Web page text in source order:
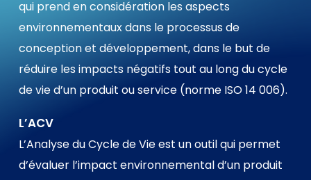
qui prend en considération les aspects
environnementaux dans le processus de
conception et développement, dans le but de
réduire les impacts négatifs tout au long du cycle
de vie d’un produit ou service (norme ISO 14 006).
L’ACV
L’Analyse du Cycle de Vie est un outil qui permet
d’évaluer l’impact environnemental d’un produit